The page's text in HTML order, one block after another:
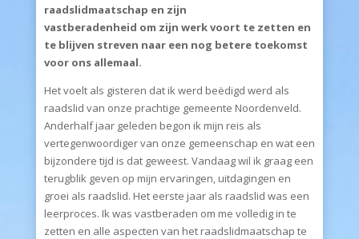
raadslidmaatschap en zijn
vastberadenheid om zijn werk voort te zetten en
te blijven streven naar een nog betere toekomst
voor ons allemaal.
Het voelt als gisteren dat ik werd beëdigd werd als
raadslid van onze prachtige gemeente Noordenveld.
Anderhalf jaar geleden begon ik mijn reis als
vertegenwoordiger van onze gemeenschap en wat een
bijzondere tijd is dat geweest. Vandaag wil ik graag een
terugblik geven op mijn ervaringen, uitdagingen en
groei als raadslid. Het eerste jaar als raadslid was een
leerproces. Ik was vastberaden om me volledig in te
zetten en alle aspecten van het raadslidmaatschap te